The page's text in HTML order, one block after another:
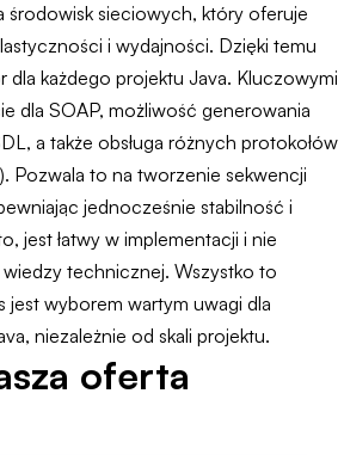
środowisk sieciowych, który oferuje
i wydajności. Dzięki temu
dla każdego projektu Java. Kluczowymi
dla SOAP, możliwość generowania
a także obsługa różnych protokołów
Pozwala to na tworzenie sekwencji
jednocześnie stabilność i
jest łatwy w implementacji i nie
technicznej. Wszystko to
jest wyborem wartym uwagi dla
niezależnie od skali projektu.
oferta